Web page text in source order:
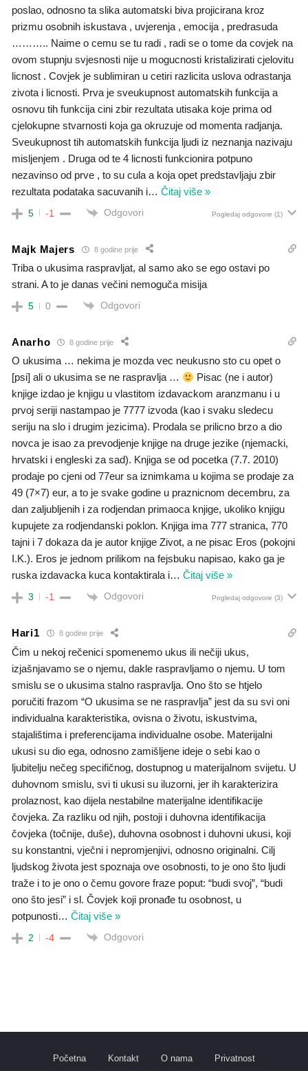
poslao, odnosno ta slika automatski biva projicirana kroz
prizmu osobnih iskustava , uvjerenja , emocija , predrasuda
……….. Naime o cemu se tu radi , radi se o tome da covjek na
ovom stupnju svjesnosti nije u mogucnosti kristalizirati cjelovitu
licnost . Covjek je sublimiran u cetiri razlicita uslova odrastanja
zivota i licnosti. Prva je sveukupnost automatskih funkcija a
osnovu tih funkcija cini zbir rezultata utisaka koje prima od
cjelokupne stvarnosti koja ga okruzuje od momenta radjanja.
Sveukupnost tih automatskih funkcija ljudi iz neznanja nazivaju
misljenjem . Druga od te 4 licnosti funkcionira potpuno
nezavinso od prve , to su cula a koja opet predstavljaju zbir
rezultata podataka sacuvanih i… Čitaj više »
5 -1 Odgovori Pogledaj odgovore (1)
Majk Majers 8 godine prije
Triba o ukusima raspravljat, al samo ako se ego ostavi po
strani. A to je danas večini nemoguča misija
5 0 Odgovori
Anarho 8 godine prije
O ukusima … nekima je mozda vec neukusno sto cu opet o
[psi] ali o ukusima se ne raspravlja …
Pisac (ne i autor)
knjige izdao je knjigu u vlastitom izdavackom aranzmanu i u
prvoj seriji nastampao je 7777 izvoda (kao i svaku sledecu
seriju na slo i drugim jezicima). Prodala se prilicno brzo a dio
novca je isao za prevodjenje knjige na druge jezike (njemacki,
hrvatski i engleski za sad). Knjiga se od pocetka (7.7. 2010)
prodaje po cjeni od 77eur sa iznimkama u kojima se prodaje za
49 (7×7) eur, a to je svake godine u praznicnom decembru, za
dan zaljubljenih i za rodjendan primaoca knjige, ukoliko knjigu
kupujete za rodjendanski poklon. Knjiga ima 777 stranica, 770
tajni i 7 dokaza da je autor knjige Zivot, a ne pisac Eros (pokojni
I.K.). Eros je jednom prilikom na fejsbuku napisao, kako ga je
ruska izdavacka kuca kontaktirala i… Čitaj više »
3 -1 Odgovori Pogledaj odgovore (3)
Hari1 8 godine prije
Čim u nekoj rečenici spomenemo ukus ili nečiji ukus,
izjašnjavamo se o njemu, dakle raspravljamo o njemu. U tom
smislu se o ukusima stalno raspravlja. Ono što se htjelo
poručiti frazom “O ukusima se ne raspravlja” jest da su svi oni
individualna karakteristika, ovisna o životu, iskustvima,
stajalištima i preferencijama individualne osobe. Materijalni
ukusi su dio ega, odnosno zamišljene ideje o sebi kao o
ljubitelju nečeg specifičnog, dostupnog u materijalnom svijetu. U
duhovnom smislu, svi ti ukusi su iluzorni, jer ih karakterizira
prolaznost, kao dijela nestabilne materijalne identifikacije
čovjeka. Za razliku od njih, postoji i duhovna identifikacija
čovjeka (točnije, duše), duhovna osobnost i duhovni ukusi, koji
su konstantni, vječni i nepromjenjivi, odnosno originalni. Cilj
ljudskog života jest spoznaja ove osobnosti, to je ono što ljudi
traže i to je ono o čemu govore fraze poput: “budi svoj”, “budi
ono što jesi” i sl. Čovjek koji pronađe tu osobnost, u
potpunosti… Čitaj više »
2 -4 Odgovori
Početna Kontakt O nama Privatnost